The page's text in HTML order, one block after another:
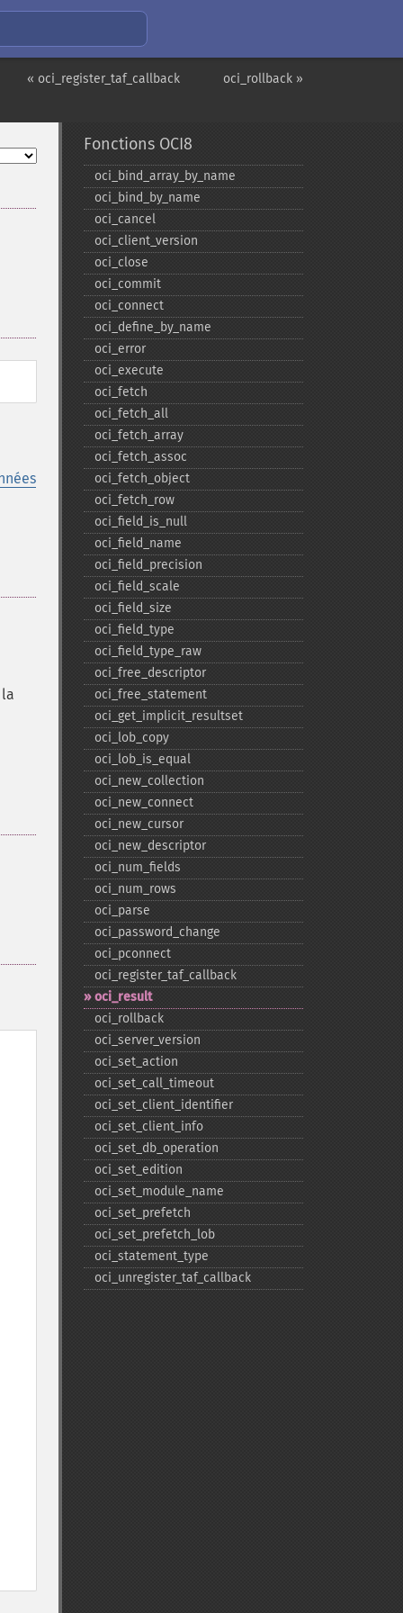
oci_rollback »
« oci_register_taf_callback
Fonctions OCI8
oci_​bind_​array_​by_​name
oci_​bind_​by_​name
oci_​cancel
oci_​client_​version
oci_​close
oci_​commit
oci_​connect
oci_​define_​by_​name
oci_​error
oci_​execute
oci_​fetch
oci_​fetch_​all
oci_​fetch_​array
oci_​fetch_​assoc
oci_​fetch_​object
oci_​fetch_​row
oci_​field_​is_​null
oci_​field_​name
oci_​field_​precision
oci_​field_​scale
oci_​field_​size
oci_​field_​type
oci_​field_​type_​raw
oci_​free_​descriptor
oci_​free_​statement
oci_​get_​implicit_​resultset
oci_​lob_​copy
oci_​lob_​is_​equal
oci_​new_​collection
oci_​new_​connect
oci_​new_​cursor
oci_​new_​descriptor
oci_​num_​fields
oci_​num_​rows
oci_​parse
oci_​password_​change
oci_​pconnect
oci_​register_​taf_​callback
oci_​result
oci_​rollback
oci_​server_​version
oci_​set_​action
oci_​set_​call_​timeout
oci_​set_​client_​identifier
oci_​set_​client_​info
oci_​set_​db_​operation
oci_​set_​edition
oci_​set_​module_​name
oci_​set_​prefetch
oci_​set_​prefetch_​lob
oci_​statement_​type
oci_​unregister_​taf_​callback